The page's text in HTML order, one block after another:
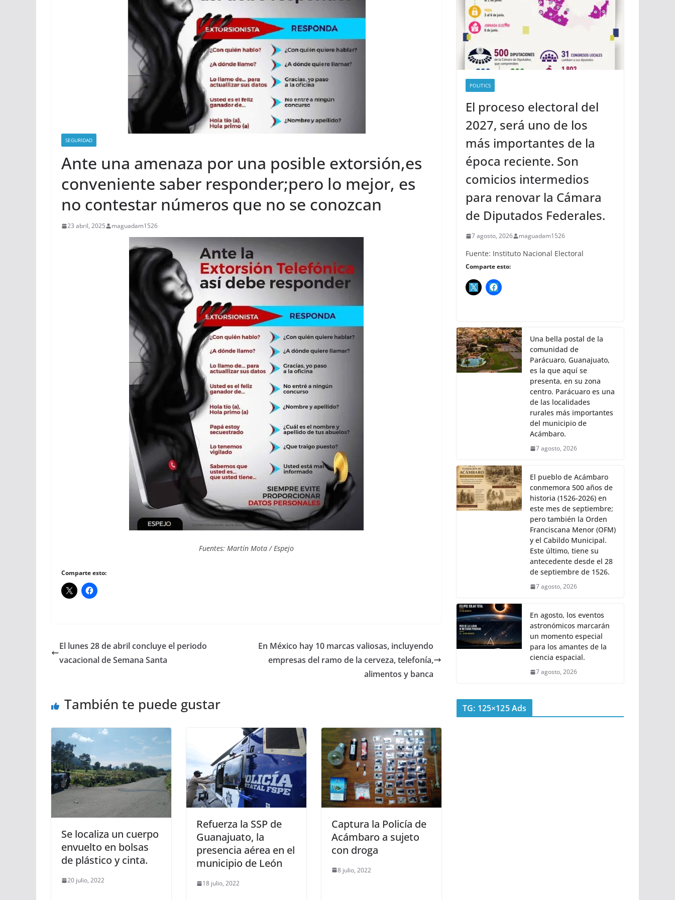
SEGURIDAD
Ante una amenaza por una posible extorsión,es
conveniente saber responder;pero lo mejor, es
no contestar números que no se conozcan
23 abril, 2025 maguadam1526
Fuentes: Martín Mota / Espejo
Comparte esto:
El lunes 28 de abril concluye el periodo
vacacional de Semana Santa
En México hay 10 marcas valiosas, incluyendo
empresas del ramo de la cerveza, telefonía,
alimentos y banca
También te puede gustar
Se localiza un cuerpo
envuelto en bolsas
de plástico y cinta.
20 julio, 2022
Refuerza la SSP de
Guanajuato, la
presencia aérea en el
municipio de León
18 julio, 2022
Captura la Policía de
Acámbaro a sujeto
con droga
8 julio, 2022
POLITICS
El proceso electoral del
2027, será uno de los
más importantes de la
época reciente. Son
comicios intermedios
para renovar la Cámara
de Diputados Federales.
7 agosto, 2026 maguadam1526
Fuente: Instituto Nacional Electoral
Comparte esto:
Una bella postal de la
comunidad de
Parácuaro, Guanajuato,
es la que aquí se
presenta, en su zona
centro. Parácuaro es una
de las localidades
rurales más importantes
del municipio de
Acámbaro.
7 agosto, 2026
El pueblo de Acámbaro
conmemora 500 años de
historia (1526-2026) en
este mes de septiembre;
pero también la Orden
Franciscana Menor (OFM)
y el Cabildo Municipal.
Este último, tiene su
antecedente desde el 28
de septiembre de 1526.
7 agosto, 2026
En agosto, los eventos
astronómicos marcarán
un momento especial
para los amantes de la
ciencia espacial.
7 agosto, 2026
TG: 125×125 Ads